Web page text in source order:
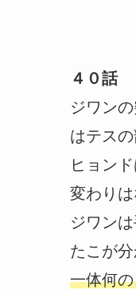
４０話
ジワン
はテス
ヒョン
変わり
ジワン
たこが
一体何